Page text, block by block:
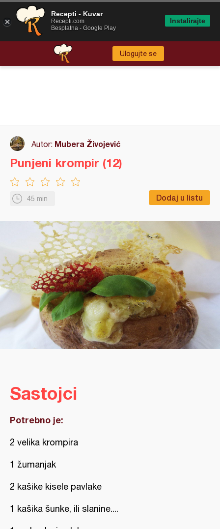
Ulogujte se
Autor: Mubera Živojević
45 min Dodaj u listu
Punjeni krompir (12)
Sastojci
Potrebno je:
2 velika krompira
1 žumanjak
2 kašike kisele pavlake
1 kašika šunke, ili slanine....
Recepti - Kuvar
Recepti.com
Besplatna - Google Play
Instalirajte